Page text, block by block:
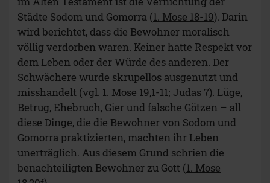
Städte Sodom und Gomorra (1. Mose 18-19). Darin
wird berichtet, dass die Bewohner moralisch
völlig verdorben waren. Keiner hatte Respekt vor
dem Leben oder der Würde des anderen. Der
Schwächere wurde skrupellos ausgenutzt und
misshandelt (vgl. 1. Mose 19,1-11; Judas 7). Lüge,
Betrug, Ehebruch, Gier und falsche Götzen – all
diese Dinge, die die Bewohner von Sodom und
Gomorra praktizierten, machten ihr Leben
unerträglich. Aus diesem Grund schrien die
benachteiligten Bewohner zu Gott (1. Mose